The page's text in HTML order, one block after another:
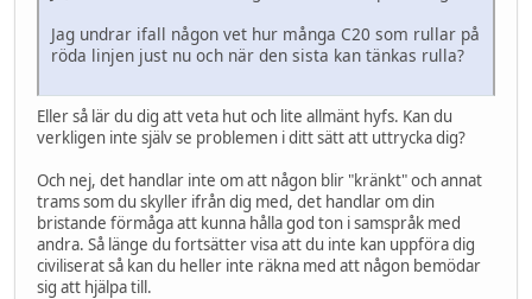
Jag undrar ifall någon vet hur många C20 som rullar på
röda linjen just nu och när den sista kan tänkas rulla?
Eller så lär du dig att veta hut och lite allmänt hyfs. Kan du
verkligen inte själv se problemen i ditt sätt att uttrycka dig?
Och nej, det handlar inte om att någon blir "kränkt" och annat
trams som du skyller ifrån dig med, det handlar om din
bristande förmåga att kunna hålla god ton i samspråk med
andra. Så länge du fortsätter visa att du inte kan uppföra dig
civiliserat så kan du heller inte räkna med att någon bemödar
sig att hjälpa till.